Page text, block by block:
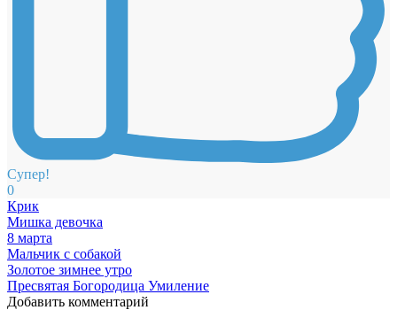
Супер!
0
Крик
Мишка девочка
8 марта
Мальчик с собакой
Золотое зимнее утро
Пресвятая Богородица Умиление
Добавить комментарий